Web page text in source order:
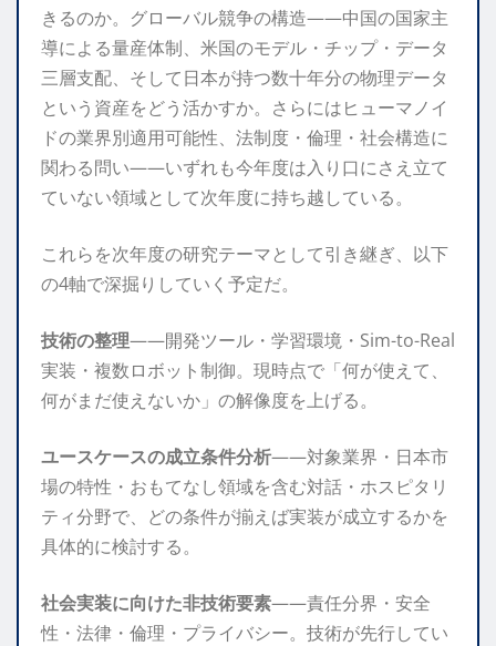
きるのか。グローバル競争の構造——中国の国家主
導による量産体制、米国のモデル・チップ・データ
三層支配、そして日本が持つ数十年分の物理データ
という資産をどう活かすか。さらにはヒューマノイ
ドの業界別適用可能性、法制度・倫理・社会構造に
関わる問い——いずれも今年度は入り口にさえ立て
ていない領域として次年度に持ち越している。
これらを次年度の研究テーマとして引き継ぎ、以下
の4軸で深掘りしていく予定だ。
技術の整理——開発ツール・学習環境・Sim-to-Real
実装・複数ロボット制御。現時点で「何が使えて、
何がまだ使えないか」の解像度を上げる。
ユースケースの成立条件分析——対象業界・日本市
場の特性・おもてなし領域を含む対話・ホスピタリ
ティ分野で、どの条件が揃えば実装が成立するかを
具体的に検討する。
社会実装に向けた非技術要素——責任分界・安全
性・法律・倫理・プライバシー。技術が先行してい